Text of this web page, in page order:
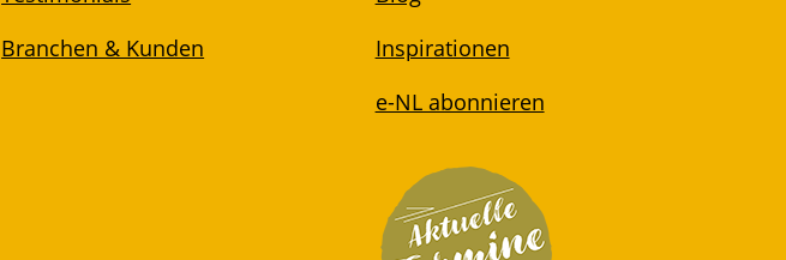
Branchen & Kunden
Inspirationen
e-NL abonnieren